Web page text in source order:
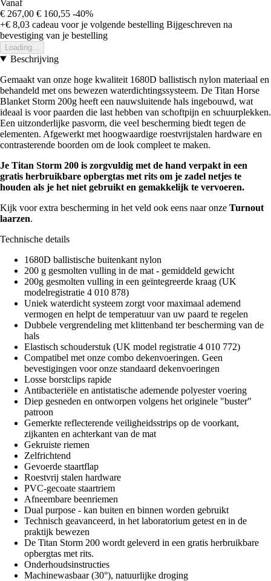
Vanaf
€ 267,00 € 160,55 -40%
+€ 8,03 cadeau voor je volgende bestelling Bijgeschreven na
bevestiging van je bestelling
Loading...
Beschrijving
Gemaakt van onze hoge kwaliteit 1680D ballistisch nylon materiaal en
behandeld met ons bewezen waterdichtingssysteem. De Titan Horse
Blanket Storm 200g heeft een nauwsluitende hals ingebouwd, wat
ideaal is voor paarden die last hebben van schoftpijn en schuurplekken.
Een uitzonderlijke pasvorm, die veel bescherming biedt tegen de
elementen. Afgewerkt met hoogwaardige roestvrijstalen hardware en
contrasterende boorden om de look compleet te maken.
Je Titan Storm 200 is zorgvuldig met de hand verpakt in een
gratis herbruikbare opbergtas met rits om je zadel netjes te
houden als je het niet gebruikt en gemakkelijk te vervoeren.
Kijk voor extra bescherming in het veld ook eens naar onze Turnout
laarzen.
Technische details
1680D ballistische buitenkant nylon
200 g gesmolten vulling in de mat - gemiddeld gewicht
200g gesmolten vulling in een geïntegreerde kraag (UK
modelregistratie 4 010 878)
Uniek waterdicht systeem zorgt voor maximaal ademend
vermogen en helpt de temperatuur van uw paard te regelen
Dubbele vergrendeling met klittenband ter bescherming van de
hals
Elastisch schouderstuk (UK model registratie 4 010 772)
Compatibel met onze combo dekenvoeringen. Geen
bevestigingen voor onze standaard dekenvoeringen
Losse borstclips rapide
Antibacteriële en antistatische ademende polyester voering
Diep gesneden en ontworpen volgens het originele "buster"
patroon
Gemerkte reflecterende veiligheidsstrips op de voorkant,
zijkanten en achterkant van de mat
Gekruiste riemen
Zelfrichtend
Gevoerde staartflap
Roestvrij stalen hardware
PVC-gecoate staartriem
Afneembare beenriemen
Dual purpose - kan buiten en binnen worden gebruikt
Technisch geavanceerd, in het laboratorium getest en in de
praktijk bewezen
De Titan Storm 200 wordt geleverd in een gratis herbruikbare
opbergtas met rits.
Onderhoudsinstructies
Machinewasbaar (30°), natuurlijke droging